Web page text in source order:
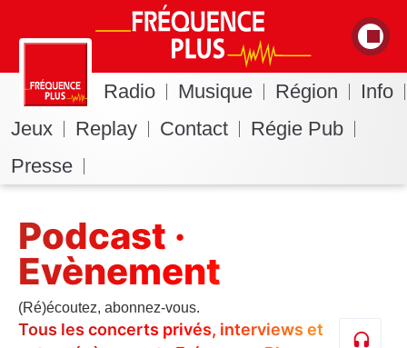
Radio Musique Région
Info
Jeux
Replay Contact
Régie Pub
Presse
Podcast ·
Evènement
(Ré)écoutez, abonnez-vous.
Tous les concerts privés, interviews et